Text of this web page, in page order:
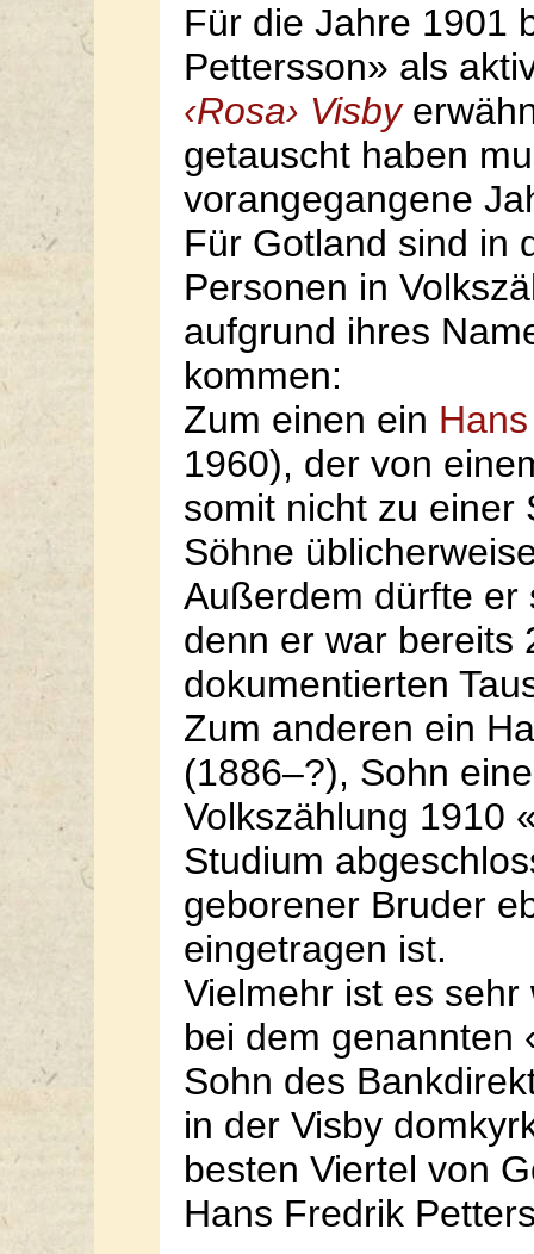
Für die Jahre 1901
Pettersson» als
‹Rosa› Visby
getauscht haben
vorangegangene
Für Gotland sind in
Personen in
aufgrund ihres
kommen:
Zum einen ein
1960), der von
somit nicht zu einer
Söhne
Außerdem dürfte er
denn er war bereits
dokumentierten
Zum anderen ein
(1886–?), Sohn
Volkszählung 1910
Studium
geborener Bruder
eingetragen ist.
Vielmehr ist es
bei dem genannten
Sohn des
in der Visby
besten Viertel von
Hans Fredrik